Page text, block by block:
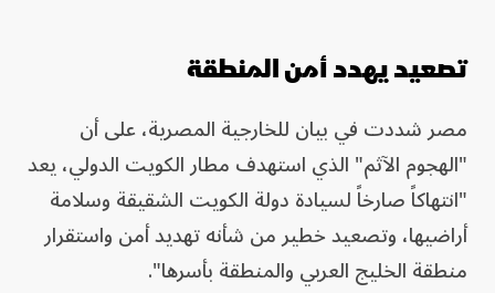
تصعيد يهدد أمن المنطقة
مصر شددت في بيان للخارجية المصرية، على أن
"الهجوم الآثم" الذي استهدف مطار الكويت الدولي، يعد
"انتهاكاً صارخاً لسيادة دولة الكويت الشقيقة وسلامة
أراضيها، وتصعيد خطير من شأنه تهديد أمن واستقرار
منطقة الخليج العربي والمنطقة بأسرها".